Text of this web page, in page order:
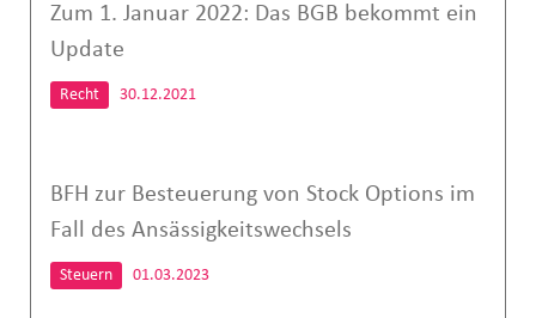
Zum 1. Januar 2022: Das BGB bekommt ein
Update
Recht 30.12.2021
BFH zur Besteuerung von Stock Options im
Fall des Ansässigkeitswechsels
Steuern 01.03.2023